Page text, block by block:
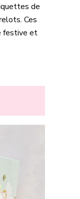
de
Ces
festive et